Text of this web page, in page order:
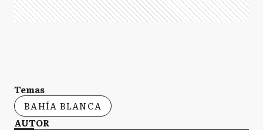
Temas
BAHÍA BLANCA
AUTOR